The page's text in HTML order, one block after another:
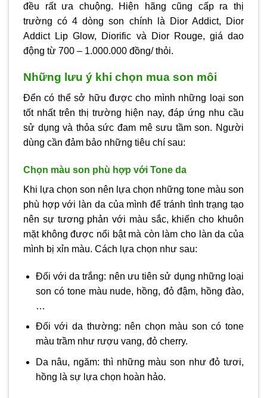
đều rất ưa chuộng. Hiện hãng cũng cấp ra thị
trường có 4 dòng son chính là Dior Addict, Dior
Addict Lip Glow, Diorific và Dior Rouge, giá dao
động từ 700 – 1.000.000 đồng/ thỏi.
Những lưu ý khi chọn mua son môi
Đển có thể sở hữu được cho mình những loại son
tốt nhất trên thị trường hiện nay, đáp ứng nhu cầu
sử dụng và thỏa sức đam mê sưu tầm son. Người
dùng cần đảm bảo những tiêu chí sau:
Chọn màu son phù hợp với Tone da
Khi lựa chọn son nên lựa chọn những tone màu son
phù hợp với làn da của mình để tránh tình trạng tạo
nên sự tương phản với màu sắc, khiến cho khuôn
mặt không được nổi bật mà còn làm cho làn da của
mình bị xỉn màu. Cách lựa chọn như sau:
Đối với da trắng: nên ưu tiên sử dụng những loại
son có tone màu nude, hồng, đỏ đậm, hồng đào,
…
Đối với da thường: nên chọn màu son có tone
màu trầm như rượu vang, đỏ cherry.
Da nâu, ngăm: thì những màu son như đỏ tươi,
hồng là sự lựa chọn hoàn hảo.